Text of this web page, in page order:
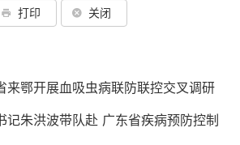
打印 关闭
来鄂开展血吸虫病联防联控交叉调研
记朱洪波带队赴 广东省疾病预防控制